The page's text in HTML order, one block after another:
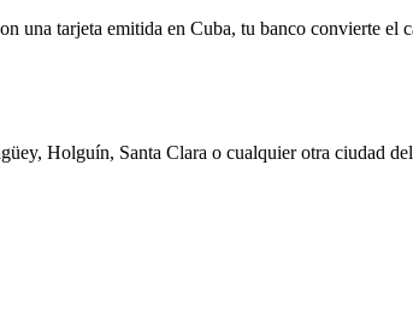
una tarjeta emitida en Cuba, tu banco convierte el
Holguín, Santa Clara o cualquier otra ciudad